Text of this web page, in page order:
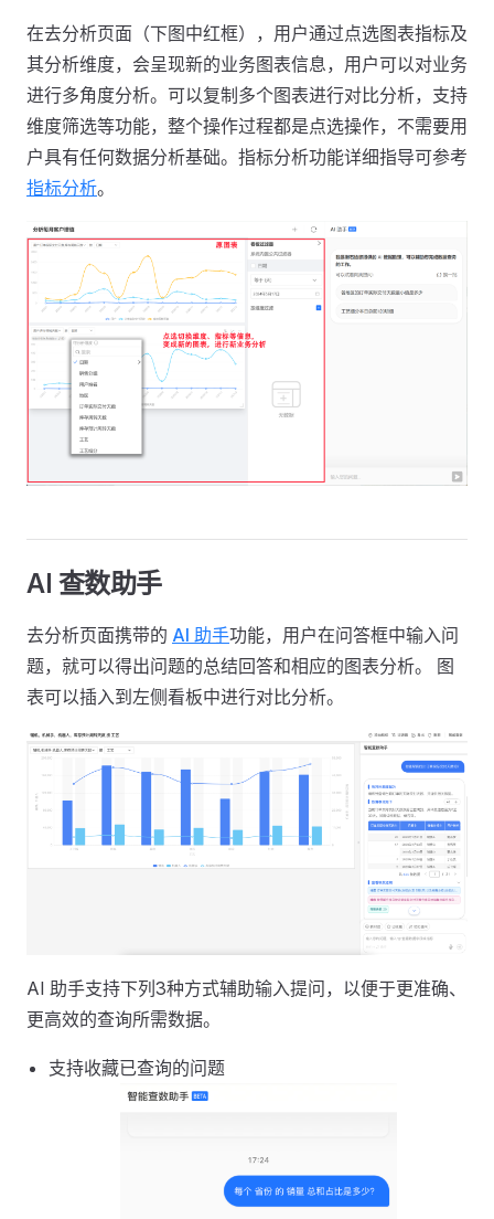
在去分析页面（下图中红框），用户通过点选图表指标及
其分析维度，会呈现新的业务图表信息，用户可以对业务
进行多角度分析。可以复制多个图表进行对比分析，支持
维度筛选等功能，整个操作过程都是点选操作，不需要用
户具有任何数据分析基础。指标分析功能详细指导可参考
指标分析。
AI 查数助手
去分析页面携带的 AI 助手功能，用户在问答框中输入问
题，就可以得出问题的总结回答和相应的图表分析。 图
表可以插入到左侧看板中进行对比分析。
AI 助手支持下列3种方式辅助输入提问，以便于更准确、
更高效的查询所需数据。
支持收藏已查询的问题